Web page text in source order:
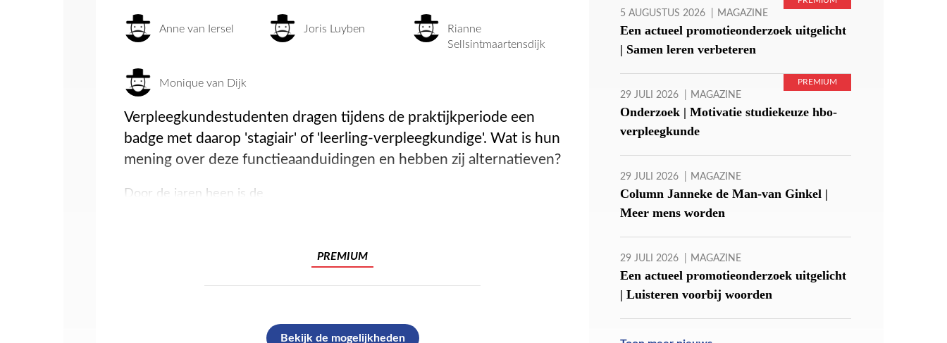
Anne van Iersel Joris Luyben
Rianne
Sellsintmaartensdijk
Monique van Dijk
Verpleegkundestudenten dragen tijdens de praktijkperiode een
badge met daarop 'stagiair' of 'leerling-verpleegkundige'. Wat is hun
mening over deze functieaanduidingen en hebben zij alternatieven?
Door de jaren heen is de
PREMIUM
Bekijk de mogelijkheden
5 AUGUSTUS 2026 MAGAZINE
Een actueel promotieonderzoek uitgelicht
| Samen leren verbeteren
29 JULI 2026 MAGAZINE
Onderzoek | Motivatie studiekeuze hbo-
verpleegkunde
29 JULI 2026 MAGAZINE
Column Janneke de Man-van Ginkel |
Meer mens worden
29 JULI 2026 MAGAZINE
Een actueel promotieonderzoek uitgelicht
| Luisteren voorbij woorden